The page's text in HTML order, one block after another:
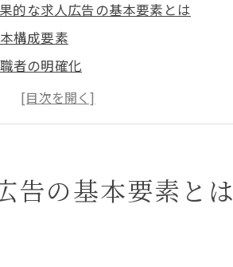
的な求人広告の基本要素とは
構成要素
者の明確化
の作成方法
要性
の活用
る求人広告作成のポイント
告の基本要素とは